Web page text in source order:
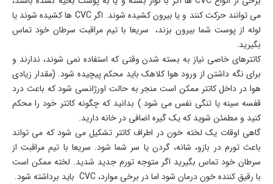
می­ توانند حرکت کنند و یا بیرون کشیده شوند. اگر CVC ها کشیده شوند یا
لوله از پوست شما بیرون بزند، سریعا با تیم مراقبت سرطان خود تماس
بگیرید.
کاتترهای خاصی نیاز به بسته شدن وقتی­ که استفاده نمی­ شوند، ندارند و
برای نگه داشتن از ورود هوا کلاهک باید محکم پیچیده شود. (مقدار زیادی
هوا در داخل کاتتر ممکن است منجر به حالت اورژانسی شود که باعث درد
قفسه سینه یا تنگی نفس می­ شود.) بدانید که چگونه کاتتر خود را محکم
کنید و مطمئن شوید که یک گیره اضافی در خانه دارید.
گاهی اوقات یک لخته خون در اطراف کاتتر تشکیل می­ شود که می­ تواند
باعث تورم در بازو، شانه، گردن یا سر شما شود. سریعا با تیم مراقبت از
سرطان خود تماس بگیرید اگر متوجه تورم جدید شدید. لخته ممکن است
با رقیق کننده خون درمان شود اما در برخی موارد، CVC باید برداشته شود.